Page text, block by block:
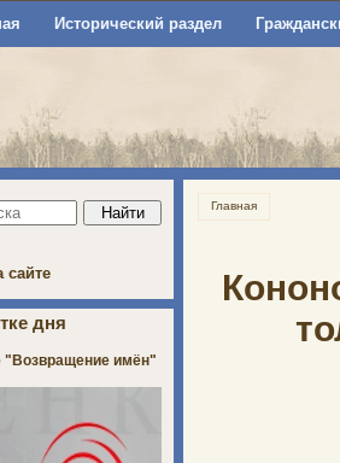
Исторический раздел
Главная
сайте
дня
имён"